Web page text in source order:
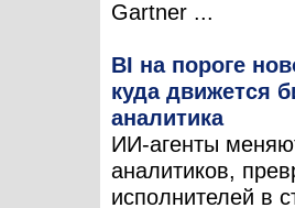
Gartner ...
BI на пороге
куда движется
аналитика
ИИ-агенты
аналитиков,
исполнителей в